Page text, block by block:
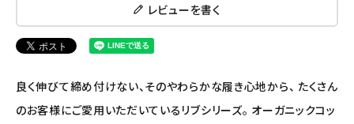
ようこそ ゲスト 様
レビューを書く
良く伸びて締め付けない、そのやわらかな履き心地から、 たくさん
のお客様にご愛用いただいているリブシリーズ。 オーガニックコッ